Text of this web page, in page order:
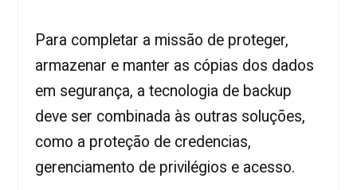
Para completar a missão de proteger,
armazenar e manter as cópias dos dados
em segurança, a tecnologia de backup
deve ser combinada às outras soluções,
como a proteção de credencias,
gerenciamento de privilégios e acesso.